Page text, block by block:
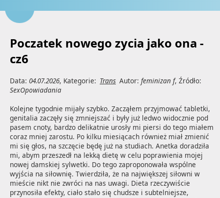
Poczatek nowego zycia jako ona -
cz6
Data: 04.07.2026, Kategorie: Trans Autor: feminizan f, Źródło:
SexOpowiadania
Kolejne tygodnie mijały szybko. Zacząłem przyjmować tabletki,
genitalia zaczęły się zmniejszać i były już ledwo widocznie pod
pasem cnoty, bardzo delikatnie urosły mi piersi do tego miałem
coraz mniej zarostu. Po kilku miesiącach również miał zmienić
mi się głos, na szczęcie będę już na studiach. Anetka doradziła
mi, abym przeszedł na lekką dietę w celu poprawienia mojej
nowej damskiej sylwetki. Do tego zaproponowała wspólne
wyjścia na siłownię. Twierdziła, że na największej siłowni w
mieście nikt nie zwróci na nas uwagi. Dieta rzeczywiście
przynosiła efekty, ciało stało się chudsze i subtelniejsze,